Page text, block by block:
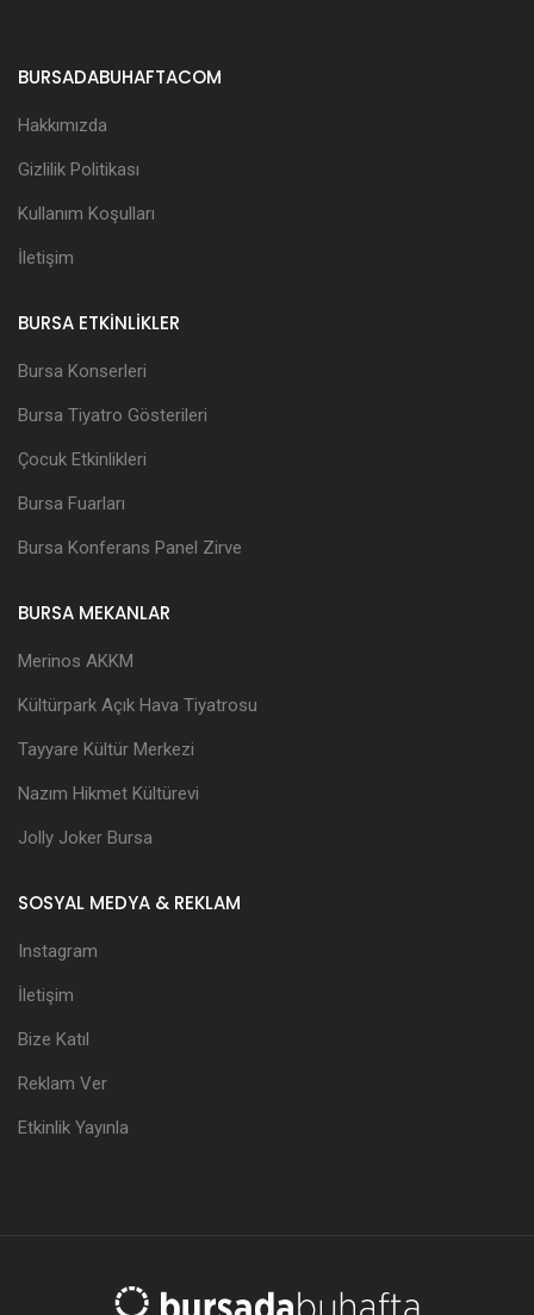
BURSADABUHAFTACOM
Hakkımızda
Gizlilik Politikası
Kullanım Koşulları
İletişim
BURSA ETKİNLİKLER
Bursa Konserleri
Bursa Tiyatro Gösterileri
Çocuk Etkinlikleri
Bursa Fuarları
Bursa Konferans Panel Zirve
BURSA MEKANLAR
Merinos AKKM
Kültürpark Açık Hava Tiyatrosu
Tayyare Kültür Merkezi
Nazım Hikmet Kültürevi
Jolly Joker Bursa
SOSYAL MEDYA & REKLAM
Instagram
İletişim
Bize Katıl
Reklam Ver
Etkinlik Yayınla